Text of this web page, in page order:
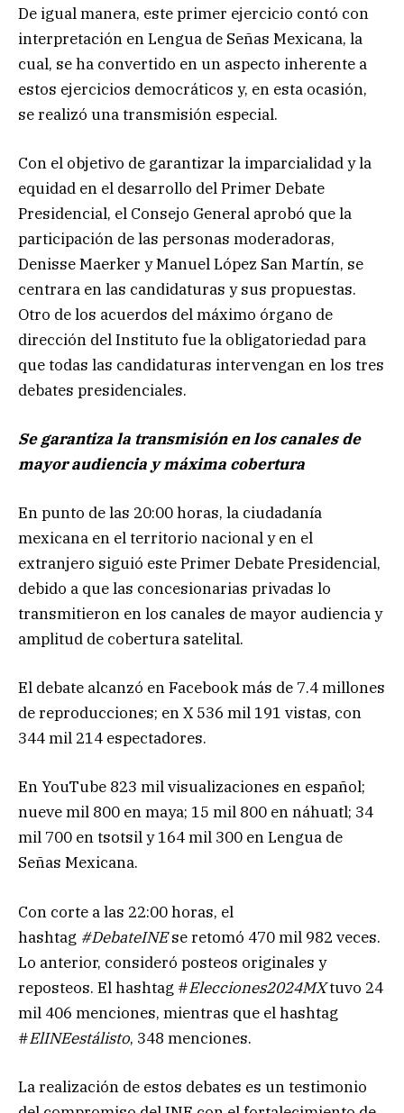
De igual manera, este primer ejercicio contó con
interpretación en Lengua de Señas Mexicana, la
cual, se ha convertido en un aspecto inherente a
estos ejercicios democráticos y, en esta ocasión,
se realizó una transmisión especial.
Con el objetivo de garantizar la imparcialidad y la
equidad en el desarrollo del Primer Debate
Presidencial, el Consejo General aprobó que la
participación de las personas moderadoras,
Denisse Maerker y Manuel López San Martín, se
centrara en las candidaturas y sus propuestas.
Otro de los acuerdos del máximo órgano de
dirección del Instituto fue la obligatoriedad para
que todas las candidaturas intervengan en los tres
debates presidenciales.
Se garantiza la transmisión en los canales de
mayor audiencia y máxima cobertura
En punto de las 20:00 horas, la ciudadanía
mexicana en el territorio nacional y en el
extranjero siguió este Primer Debate Presidencial,
debido a que las concesionarias privadas lo
transmitieron en los canales de mayor audiencia y
amplitud de cobertura satelital.
El debate alcanzó en Facebook más de 7.4 millones
de reproducciones; en X 536 mil 191 vistas, con
344 mil 214 espectadores.
En YouTube 823 mil visualizaciones en español;
nueve mil 800 en maya; 15 mil 800 en náhuatl; 34
mil 700 en tsotsil y 164 mil 300 en Lengua de
Señas Mexicana.
Con corte a las 22:00 horas, el
hashtag #DebateINEse retomó 470 mil 982 veces.
Lo anterior, consideró posteos originales y
reposteos. El hashtag #Elecciones2024MXtuvo 24
mil 406 menciones, mientras que el hashtag
#ElINEestálisto, 348 menciones.
La realización de estos debates es un testimonio